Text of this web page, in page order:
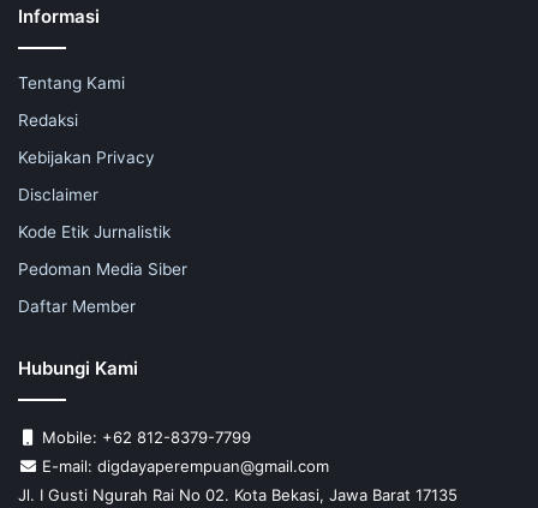
Informasi
Tentang Kami
Redaksi
Kebijakan Privacy
Disclaimer
Kode Etik Jurnalistik
Pedoman Media Siber
Daftar Member
Hubungi Kami
Mobile: +62 812-8379-7799
E-mail: digdayaperempuan@gmail.com
Jl. I Gusti Ngurah Rai No 02. Kota Bekasi, Jawa Barat 17135